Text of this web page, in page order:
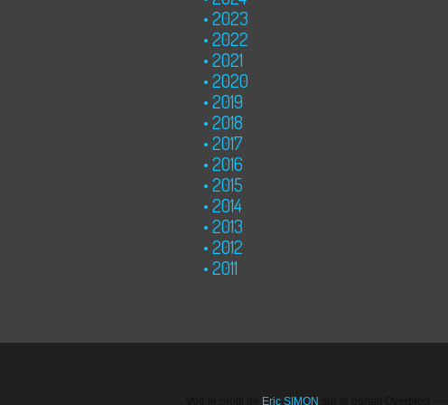
2023
2022
2021
2020
2019
2018
2017
2016
2015
2014
2013
2012
2011
Eric SIMON